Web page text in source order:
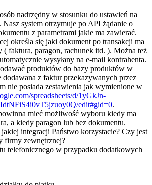
nadrzędny w stosunku do ustawień na
system otrzymuje po API żądanie o
z parametrami jakie ma zawierać.
określa się jaki dokument po transakcji ma
( faktura, paragon, rachunek itd. ). Można też
wysyłany na e-mail kontrahenta.
produktów do bazy produktów w
z faktur przekazywanych przez
nie posiada zestawienia jak wymienione w
spreadsheets/d/1yGkJn-
edit#gid=0.
mieć możliwość wyboru kiedy ma
a kiedy paragon lub bez dokumentu.
integracji Państwo korzystacie? Czy jest
firmy zewnętrznej?
telefonicznego w przypadku dodatkowych